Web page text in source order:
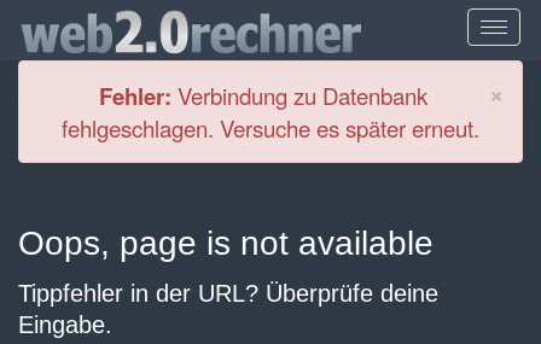
×
Fehler: Verbindung zu Datenbank
fehlgeschlagen. Versuche es später erneut.
Oops, page is not available
Tippfehler in der URL? Überprüfe deine
Eingabe.